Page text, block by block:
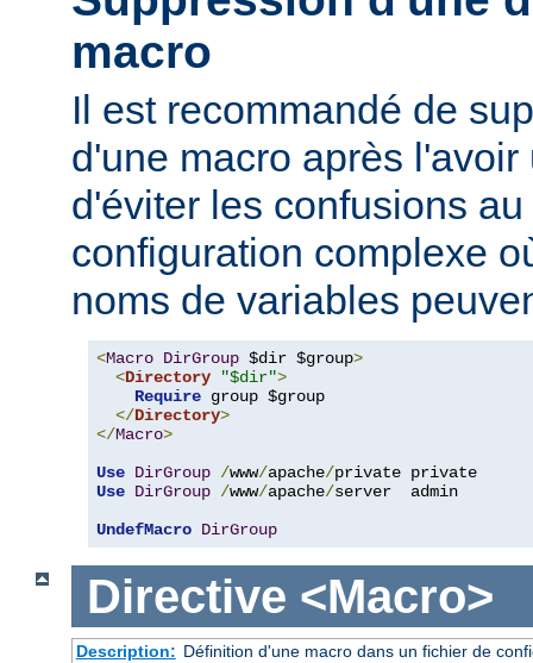
macro
Il est recommandé de
d'une macro après
d'éviter les confusions
configuration complexe
noms de variables
<Macro DirGroup $dir $group>
<Directory "$dir">
Require group $group
</Directory>
</Macro>
Use DirGroup /www/apache/
Use DirGroup /www/apache/server  admin
UndefMacro DirGroup
Directive <Macro>
Description: Définition d'une macro dans un fichier de